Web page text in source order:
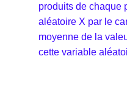
produits de chaque
aléatoire X par le
moyenne de la
cette variable